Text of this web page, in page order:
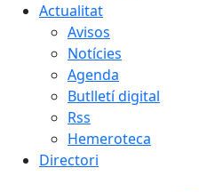
Actualitat
Avisos
Notícies
Agenda
Butlletí digital
Rss
Hemeroteca
Directori